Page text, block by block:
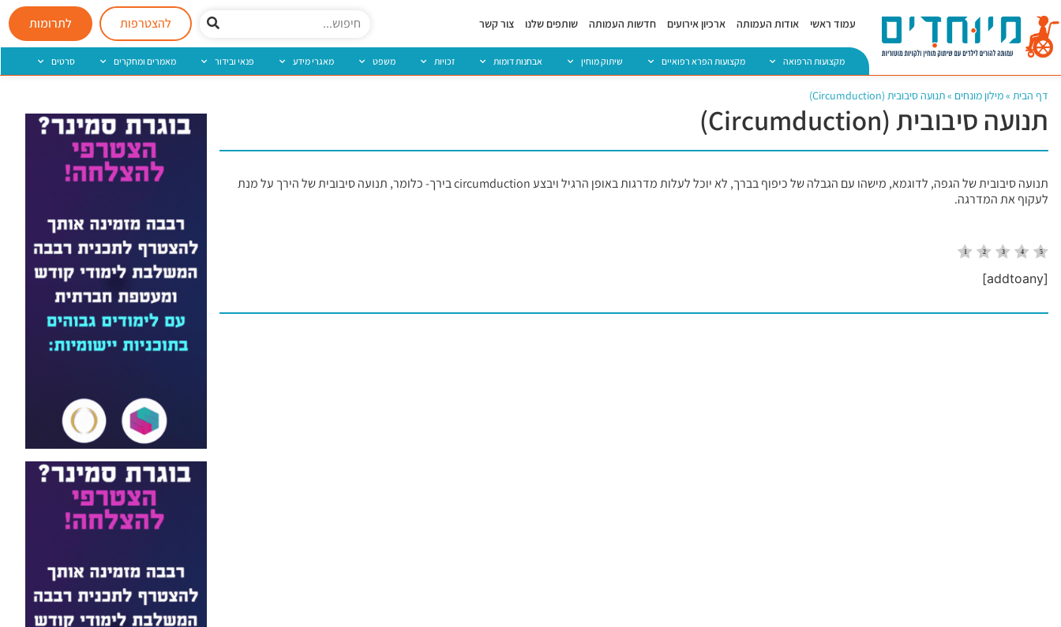
עמוד ראשי אודות העמותה ארכיון אירועים חדשות העמותה שותפים שלנו צור קשר להצטרפות לתרומות
מקצועות הרפואה מקצועות הפרא רפואיים שיתוק מוחין אבחנות דומות זכויות משפט מאגרי מידע פנאי ובידור מאמרים ומחקרים סרטים
דף הבית »מילון מונחים »תנועה סיבובית (Circumduction)
תנועה סיבובית (Circumduction)
תנועה סיבובית של הגפה, לדוגמא, מישהו עם הגבלה של כיפוף בברך, לא יוכל לעלות מדרגות באופן הרגיל ויבצע circumduction בירך- כלומר, תנועה סיבובית של הירך על מנת
לעקוף את המדרגה.
[addtoany]